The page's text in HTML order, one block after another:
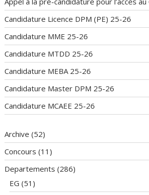
Candidature Licence DPM (PE) 25-26
Candidature MME 25-26
Candidature MTDD 25-26
Candidature MEBA 25-26
Candidature Master DPM 25-26
Candidature MCAEE 25-26
Archive (52)
Concours (11)
Departements (286)
EG (51)